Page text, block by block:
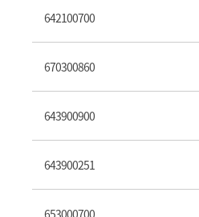
642100700
670300860
643900900
643900251
653000700